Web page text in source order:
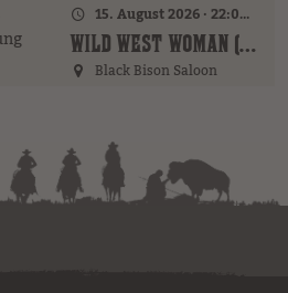
15. August 2026 · 22:00 Uhr
WILD WEST WOMAN (GER)
Black Bison Saloon